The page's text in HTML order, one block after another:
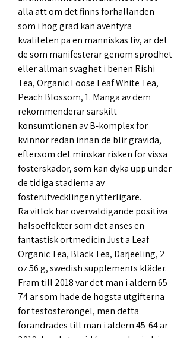
alla att om det finns forhallanden
som i hog grad kan aventyra
kvaliteten pa en manniskas liv, ar det
de som manifesterar genom sprodhet
eller allman svaghet i benen Rishi
Tea, Organic Loose Leaf White Tea,
Peach Blossom, 1. Manga av dem
rekommenderar sarskilt
konsumtionen av B-komplex for
kvinnor redan innan de blir gravida,
eftersom det minskar risken for vissa
fosterskador, som kan dyka upp under
de tidiga stadierna av
fosterutvecklingen ytterligare.
Ra vitlok har overvaldigande positiva
halsoeffekter som det anses en
fantastisk ortmedicin Just a Leaf
Organic Tea, Black Tea, Darjeeling, 2
oz 56 g, swedish supplements kläder.
Fram till 2018 var det man i aldern 65-
74 ar som hade de hogsta utgifterna
for testosterongel, men detta
forandrades till man i aldern 45-64 ar